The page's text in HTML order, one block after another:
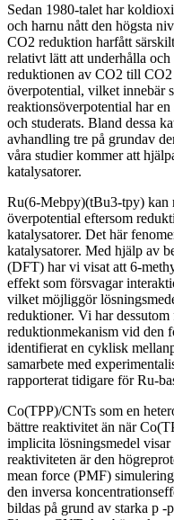
Sedan 1980-talet har
och harnu nått den högsta
CO2 reduktion harfått
relativt lätt att underhålla
reduktionen av CO2 till
överpotential, vilket innebär
reaktionsöverpotential har
och studerats. Bland dessa
avhandling tre på grundav
våra studier kommer att
katalysatorer.
Ru(6-Mebpy)(tBu3-tpy) kan
överpotential eftersom
katalysatorer. Det här
katalysatorer. Med hjälp av
(DFT) har vi visat att 6-
effekt som försvagar
vilket möjliggör
reduktioner. Vi har
reduktionmekanism vid den
identifierat en cyklisk
samarbete med
rapporterat tidigare för Ru-
Co(TPP)/CNTs som en
bättre reaktivitet än när
implicita lösningsmedel
reaktiviteten är den
mean force (PMF)
den inversa
bildas på grund av starka p -